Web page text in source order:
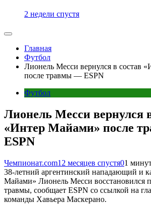
2 недели спустя
Главная
Футбол
Лионель Месси вернулся в состав
после травмы — ESPN
Футбол
Лионель Месси вернулся
«Интер Майами» после
ESPN
Чемпионат.com12 месяцев спустя01
38-летний аргентинский нападающий и
Майами» Лионель Месси восстановился
травмы, сообщает ESPN со ссылкой на
команды Хавьера Маскерано.